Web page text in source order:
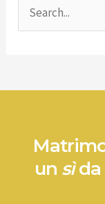
c
un sìda